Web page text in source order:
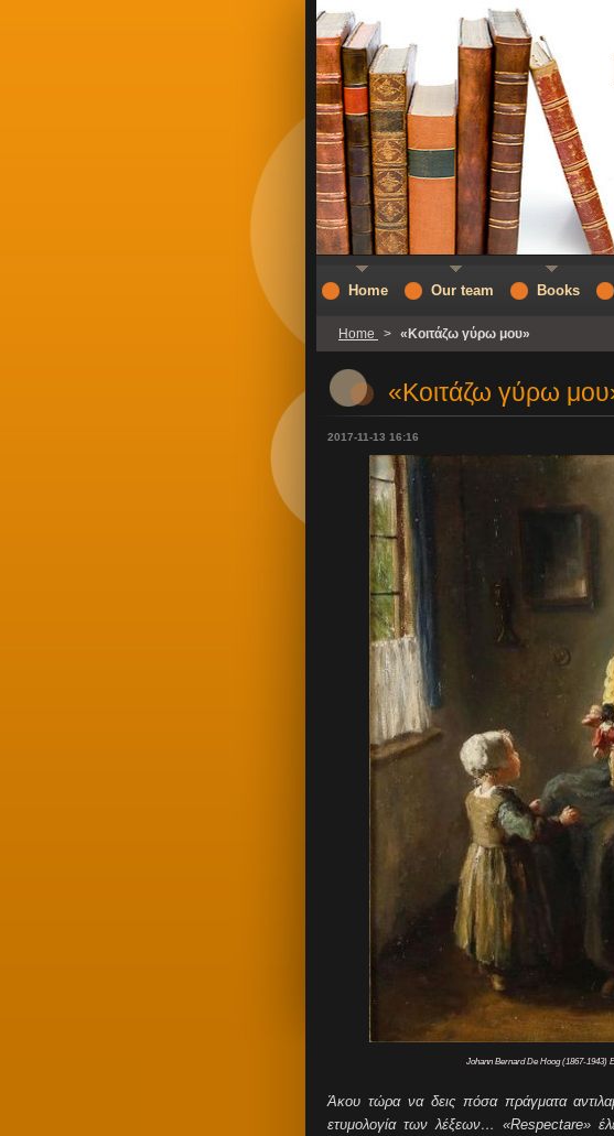
Home > «Κοιτάζω γύρω μου»
«Κοιτάζω γύρω
2017-11-13 16:16
Johann Bernard De Hoog (1867-1943)
Άκου τώρα να δεις πόσα πράγματα
ετυμολογία των λέξεων… «Respectare»
Home Our team Books